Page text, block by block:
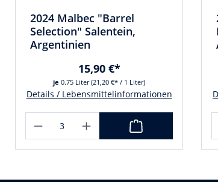
2024 Malbec "Barrel
Selection" Salentein,
Argentinien
je0.75 Liter(21,20 €* / 1 Liter)
15,90 €*
Details / Lebensmittelinformationen